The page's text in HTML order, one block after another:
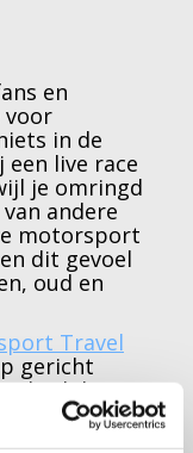
en
voor
in de
live race
je omringd
andere
motorsport
dit gevoel
oud en
Travel
gericht
altijd de
en om
te bieden,